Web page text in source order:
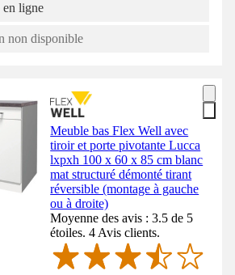
ligne
non disponible
Meuble bas Flex Well avec
tiroir et porte pivotante Lucca
lxpxh 100 x 60 x 85 cm blanc
mat structuré démonté tirant
réversible (montage à gauche
ou à droite)
Moyenne des avis : 3.5 de 5
étoiles. 4 Avis clients.